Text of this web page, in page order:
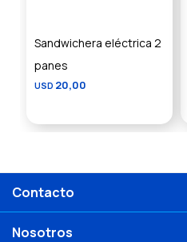
Sandwichera eléctrica 2
panes
USD 20,00
Contacto
Nosotros